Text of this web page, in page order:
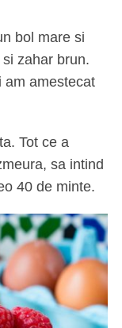
bol mare si
zahar brun.
am amestecat
Tot ce a
sa intind
40 de minte.